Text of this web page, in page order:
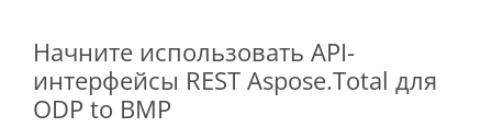
Начните использовать API-
интерфейсы REST Aspose.Total для
ODP to BMP